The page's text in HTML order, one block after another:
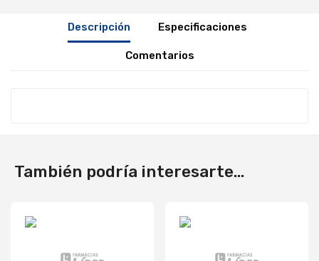
Descripción Especificaciones
Comentarios
También podría interesarte...